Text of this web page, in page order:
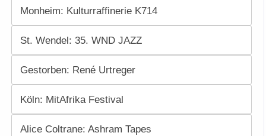
Monheim: Kulturraffinerie K714
St. Wendel: 35. WND JAZZ
Gestorben: René Urtreger
Köln: MitAfrika Festival
Alice Coltrane: Ashram Tapes